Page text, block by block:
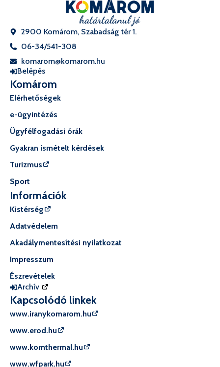
2900 Komárom, Szabadság tér 1.
06-34/541-308
komarom@komarom.hu
Belépés
Komárom
Elérhetőségek
e-ügyintézés
Ügyfélfogadási órák
Gyakran ismételt kérdések
Turizmus
Sport
Információk
Kistérség
Adatvédelem
Akadálymentesítési nyilatkozat
Impresszum
Észrevételek
Archív
Kapcsolódó linkek
www.iranykomarom.hu
www.erod.hu
www.komthermal.hu
www.wfpark.hu